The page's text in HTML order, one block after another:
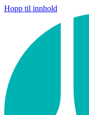
Hopp til innhold